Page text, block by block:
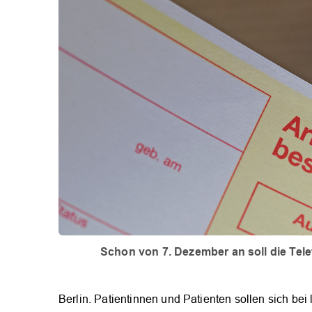
Schon von 7. Dezember an soll die
Berlin. Patientinnen und Patienten sollen sich